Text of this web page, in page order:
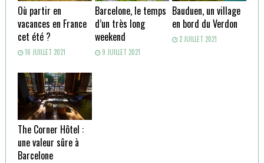
Où partir en
vacances en France
cet été ?
16 JUILLET 2021
Barcelone, le temps
d’un très long
weekend
9 JUILLET 2021
Bauduen, un village
en bord du Verdon
2 JUILLET 2021
The Corner Hôtel :
une valeur sûre à
Barcelone